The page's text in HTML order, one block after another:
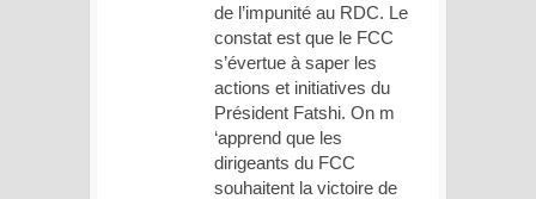
de l’impunité au RDC. Le
constat est que le FCC
s’évertue à saper les
actions et initiatives du
Président Fatshi. On m
‘apprend que les
dirigeants du FCC
souhaitent la victoire de